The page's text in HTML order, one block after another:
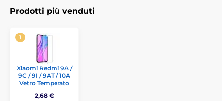
Prodotti più venduti
Xiaomi Redmi 9A /
9C / 9I / 9AT / 10A
Vetro Temperato
2,68 €